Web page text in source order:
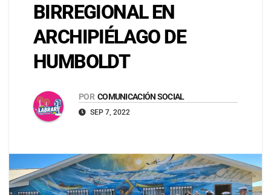
BIRREGIONAL EN
ARCHIPIÉLAGO DE
HUMBOLDT
POR COMUNICACIÓN SOCIAL
SEP 7, 2022